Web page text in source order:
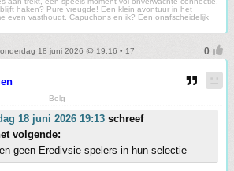
haken? Pure vreugde! Een klein avontuur in het
even vasthoudt. Capuchons en ik? Een onafscheidelijk
18 juni 2026 @ 19:16 • 17
Belg
18 juni 2026 19:13 schreef
volgende:
geen Eredivsie spelers in hun selectie